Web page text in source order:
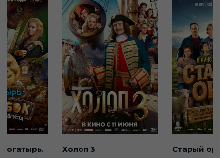
Холоп 3 Старый